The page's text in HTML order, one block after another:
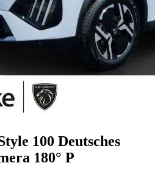
100 Deutsches
180° P